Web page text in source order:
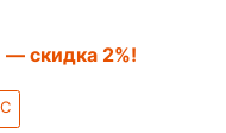
— скидка 2%!